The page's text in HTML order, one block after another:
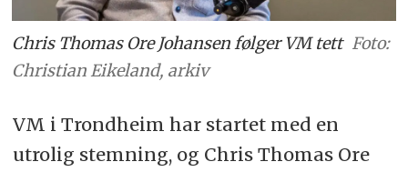
Chris Thomas Ore Johansen følger VM tett Foto:
Christian Eikeland, arkiv
VM i Trondheim har startet med en
utrolig stemning, og Chris Thomas Ore